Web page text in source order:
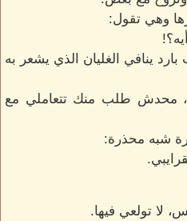
وهي تقول:
ينافي الغليان الذي يشعر به
محدش طلب منك تتعاملي مع
شبه محذرة:
لا تولعي فيها.